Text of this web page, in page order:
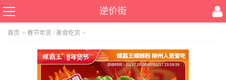
逆价街
首页 > 春节年货 / 美食吃货 >